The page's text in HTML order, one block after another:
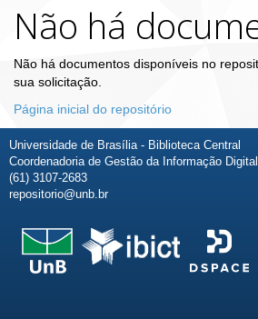
Não há
Não há documentos disponíveis no
sua solicitação.
Página inicial do repositório
Universidade de Brasília - Biblioteca Central
Coordenadoria de Gestão da Informação
(61) 3107-2683
repositorio@unb.br